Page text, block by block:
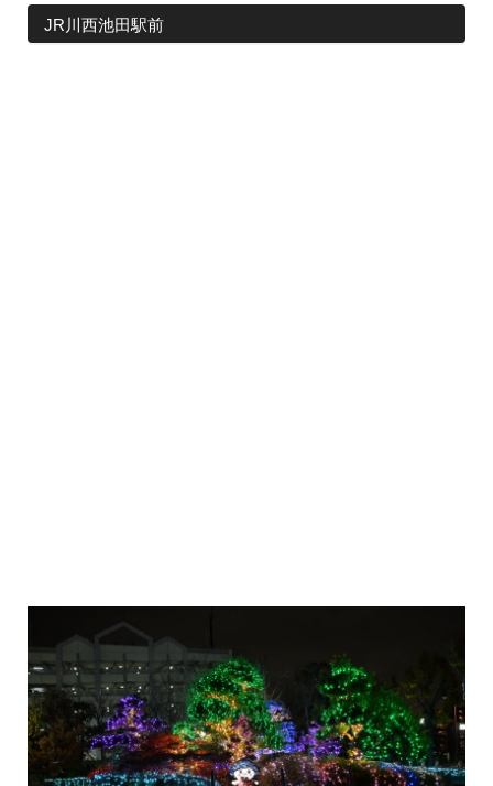
JR川西池田駅前
情報提供をする！ 広告掲載について ランチ特集！